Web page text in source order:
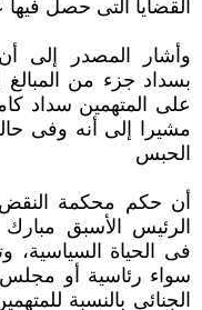
القضايا التى حصل فيها
وأشار المصدر إلى
بسداد جزء من المبالغ
على المتهمين سداد
مشيرا إلى أنه وفى
الحبس
أن حكم محكمة
الرئيس الأسبق
فى الحياة السياسية،
سواء رئاسية أو
الجنائى بالنسبة